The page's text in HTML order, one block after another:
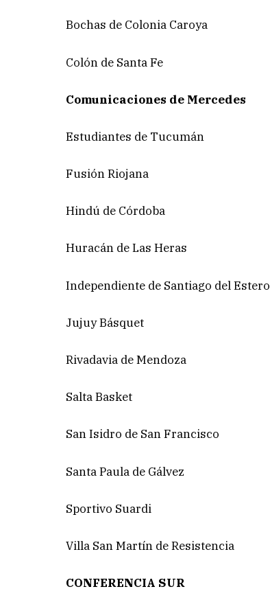
Bochas de Colonia Caroya
Colón de Santa Fe
Comunicaciones de Mercedes
Estudiantes de Tucumán
Fusión Riojana
Hindú de Córdoba
Huracán de Las Heras
Independiente de Santiago del Estero
Jujuy Básquet
Rivadavia de Mendoza
Salta Basket
San Isidro de San Francisco
Santa Paula de Gálvez
Sportivo Suardi
Villa San Martín de Resistencia
CONFERENCIA SUR